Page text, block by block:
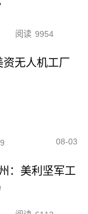
阅读 9954
无人机工厂
08-03
：美利坚军工